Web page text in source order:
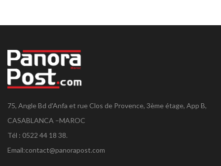
75, Angle Bd d'Anfa et rue Clos de Provence, 3ème étage, App B,
CASABLANCA –MAROC
Tél : 0522 44 18 38.
Email:contact@panorapost.com